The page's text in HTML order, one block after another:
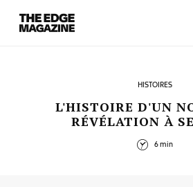
The
Edge
Magazine
HISTOIRES
L'HISTOIRE D'UN
RÉVÉLATION À
6 min